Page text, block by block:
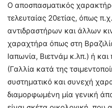
Ο αποσπασματικός
τελευταίας 20ετίας, όπως
αντιδραστήρων και άλλων
χαραχτήρα όπως στη
Ιαπωνία, Βιετνάμ κ.λπ.) ή
(Γαλλία κατά της
συστηματικό και συνεχή
διαμορφωμένη μία γενική